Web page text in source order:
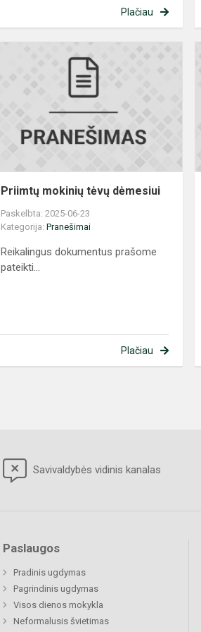
Plačiau
Priimtų mokinių tėvų dėmesiui
Paskelbta: 2025-06-23
Kategorija:Pranešimai
Reikalingus dokumentus prašome
pateikti...
Plačiau
Savivaldybės vidinis kanalas
Paslaugos
Pradinis ugdymas
Pagrindinis ugdymas
Visos dienos mokykla
Neformalusis švietimas